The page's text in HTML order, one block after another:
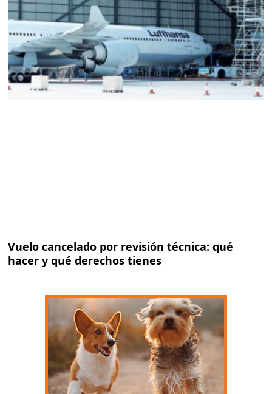
Vuelo cancelado por revisión técnica: qué
hacer y qué derechos tienes